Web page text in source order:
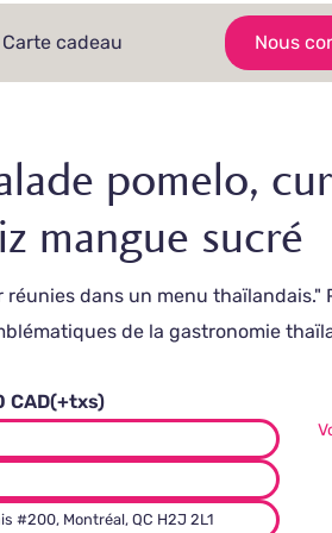
Carte cadeau Nous
pomelo,
mangue sucré
dans un menu thaïlandais."
de la gastronomie
CAD(+txs)
#200, Montréal, QC H2J 2L1